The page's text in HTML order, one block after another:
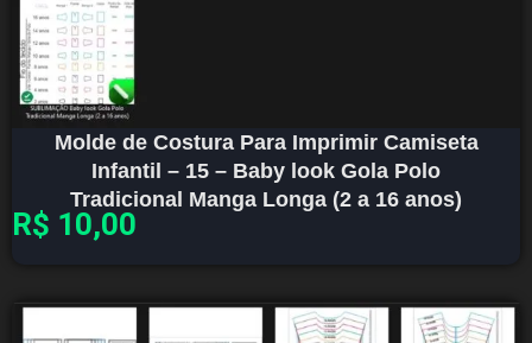
Molde de Costura Para Imprimir Camiseta
Infantil – 15 – Baby look Gola Polo
Tradicional Manga Longa (2 a 16 anos)
R$ 10,00